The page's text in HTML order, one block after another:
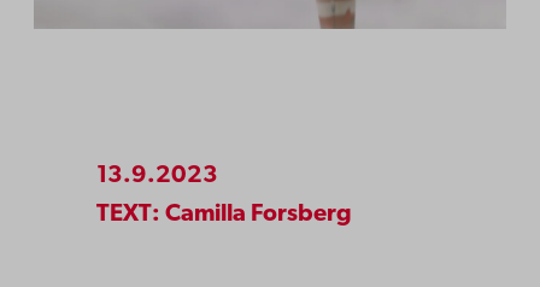
13.9.2023
TEXT: Camilla Forsberg